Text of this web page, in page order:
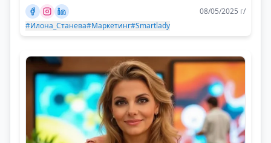
08/05/2025 г/
#Илона_Станева#Маркетинг#Smartlady